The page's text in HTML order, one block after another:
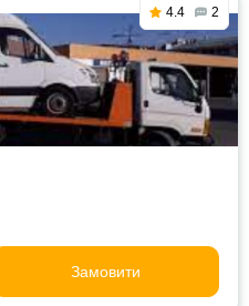
4.4 2
Замовити